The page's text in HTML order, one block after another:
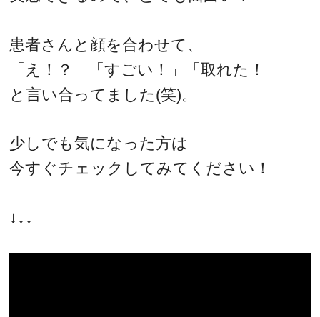
患者さんと顔を合わせて、
「え！？」「すごい！」「取れた！」
と言い合ってました(笑)。
少しでも気になった方は
今すぐチェックしてみてください！
↓↓↓